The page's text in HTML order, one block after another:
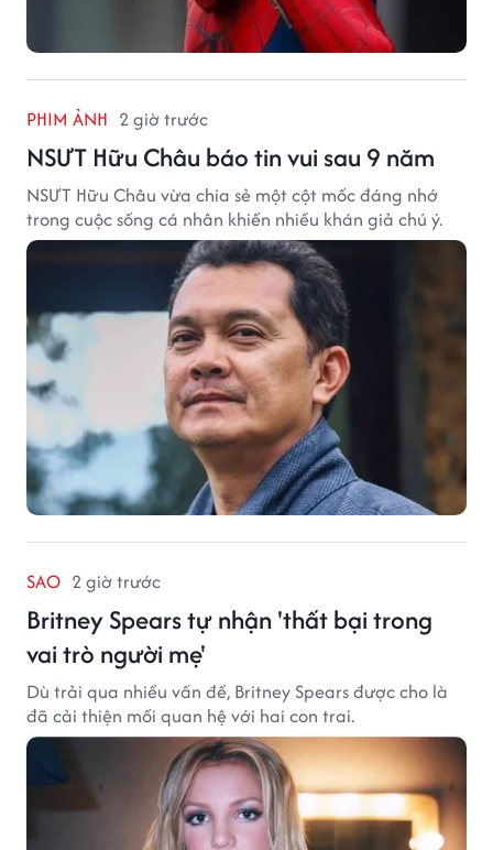
PHIM ẢNH 2 giờ trước
NSƯT Hữu Châu báo tin vui sau 9 năm
NSƯT Hữu Châu vừa chia sẻ một cột mốc đáng nhớ
trong cuộc sống cá nhân khiến nhiều khán giả chú ý.
SAO 2 giờ trước
Britney Spears tự nhận 'thất bại trong
vai trò người mẹ'
Dù trải qua nhiều vấn đề, Britney Spears được cho là
đã cải thiện mối quan hệ với hai con trai.